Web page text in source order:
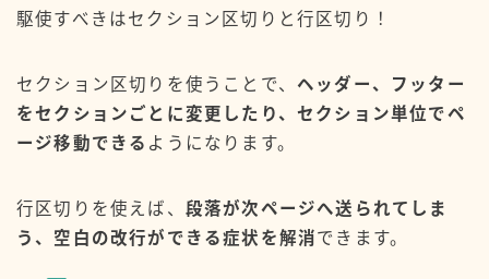
駆使すべきはセクション区切りと行区切り！
セクション区切りを使うことで、 ヘッダー、フッター
をセクションごとに変更したり、セクション単位でペ
ージ移動できる ようになります。
行区切りを使えば、 段落が次ページへ送られてしま
う、空白の改行ができる症状を解消できます。